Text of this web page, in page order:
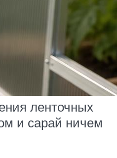
ленточных
и сарай ничем